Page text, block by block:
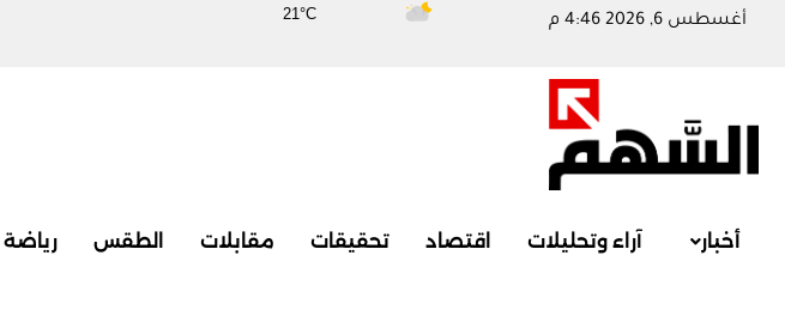
21°C أغسطس 6, 2026 4:46 م
أخبار آراء وتحليلات اقتصاد تحقيقات مقابلات الطقس رياضة